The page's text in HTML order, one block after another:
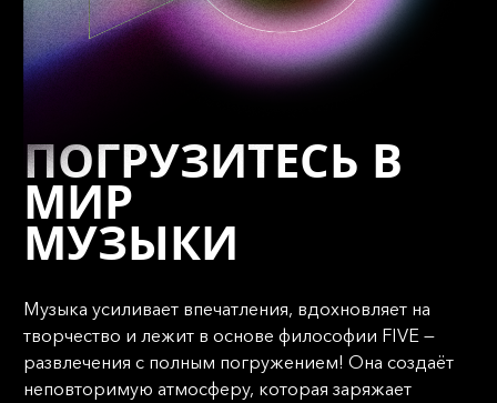
ПОГРУЗИТЕСЬ В
МИР
МУЗЫКИ
Музыка усиливает впечатления, вдохновляет на
творчество и лежит в основе философии FIVE —
развлечения с полным погружением! Она создаёт
неповторимую атмосферу, которая заряжает